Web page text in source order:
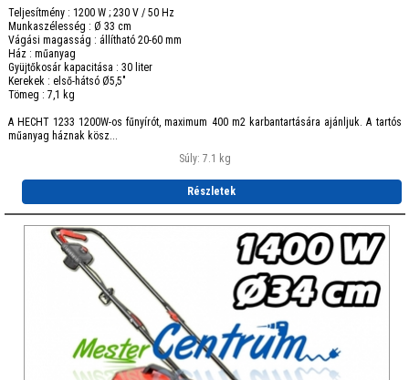
Teljesítmény : 1200 W ; 230 V / 50 Hz
Munkaszélesség : Ø 33 cm
Vágási magasság : állítható 20-60 mm
Ház : műanyag
Gyüjtőkosár kapacitása : 30 liter
Kerekek : első-hátsó Ø5,5"
Tömeg : 7,1 kg
A HECHT 1233 1200W-os fűnyírót, maximum 400 m2 karbantartására ajánljuk. A tartós
műanyag háznak kösz...
Súly: 7.1 kg
Részletek